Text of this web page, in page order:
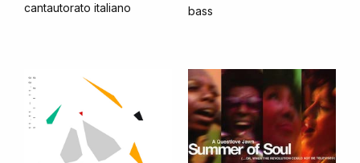
cantautorato italiano
bass